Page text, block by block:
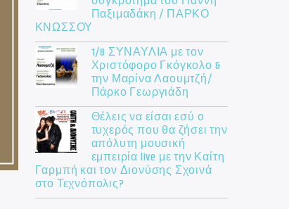
Παξιμαδάκη / ΠΑΡΚΟ
ΚΝΩΣΣΟΥ
1/8 ΣΥΝΑΥΛΙΑ με τον
Χριστόφορο Γκόγκολο &
την Μαρίνα Λαουμτζή/
Πάρκο Γεωργιάδη
Θέλεις να είσαι εσύ ο
τυχερός που θα ζήσει την
απόλυτη μουσική
εμπειρία live με την Καίτη
Γαρμπή και τον Διονύσης Σχοινά
στο Τεχνόπολις?